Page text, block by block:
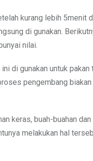
kurang lebih 5menit
di gunakan.
nilai.
di gunakan untuk pakan
pengembang biakan
keras, buah-buahan dan
melakukan hal